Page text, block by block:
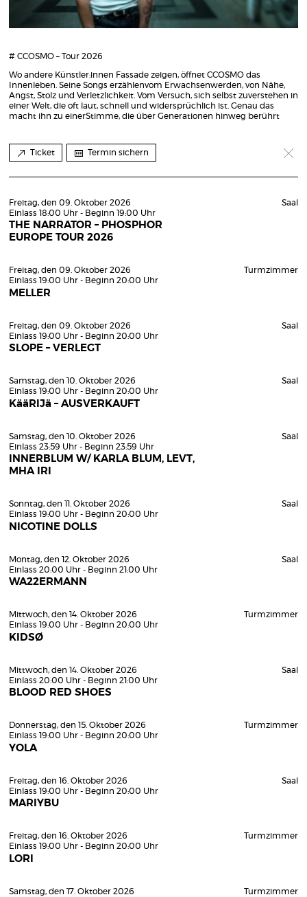
# CCOSMO – Tour 2026
Wo andere Künstler:innen Fassade zeigen, öffnet CCOSMO das
Innenleben. Seine Songs erzählenvom Erwachsenwerden, von Nähe,
Angst, Stolz und Verletzlichkeit. Vom Versuch, sich selbst zuverstehen in
einer Welt, die oft laut, schnell und widersprüchlich ist. Genau das
macht ihn zu einerStimme, die über Generationen hinweg berührt
Ticket Termin sichern
Freitag, den 09. Oktober 2026
Einlass 18:00 Uhr - Beginn 19:00 Uhr
THE NARRATOR – PHOSPHOR
EUROPE TOUR 2026
Saal
Freitag, den 09. Oktober 2026
Einlass 19:00 Uhr - Beginn 20:00 Uhr
MELLER
Turmzimmer
Freitag, den 09. Oktober 2026
Einlass 19:00 Uhr - Beginn 20:00 Uhr
SLOPE – VERLEGT
Saal
Samstag, den 10. Oktober 2026
Einlass 19:00 Uhr - Beginn 20:00 Uhr
KääRIJä – AUSVERKAUFT
Saal
Samstag, den 10. Oktober 2026
Einlass 23:59 Uhr - Beginn 23:59 Uhr
INNERBLUM W/ KARLA BLUM, LEVT,
MHA IRI
Saal
Sonntag, den 11. Oktober 2026
Einlass 19:00 Uhr - Beginn 20:00 Uhr
NICOTINE DOLLS
Saal
Montag, den 12. Oktober 2026
Einlass 20:00 Uhr - Beginn 21:00 Uhr
WA22ERMANN
Saal
Mittwoch, den 14. Oktober 2026
Einlass 19:00 Uhr - Beginn 20:00 Uhr
KIDSØ
Turmzimmer
Mittwoch, den 14. Oktober 2026
Einlass 20:00 Uhr - Beginn 21:00 Uhr
BLOOD RED SHOES
Saal
Donnerstag, den 15. Oktober 2026
Einlass 19:00 Uhr - Beginn 20:00 Uhr
YOLA
Turmzimmer
Freitag, den 16. Oktober 2026
Einlass 19:00 Uhr - Beginn 20:00 Uhr
MARIYBU
Saal
Freitag, den 16. Oktober 2026
Einlass 19:00 Uhr - Beginn 20:00 Uhr
LORI
Turmzimmer
Samstag, den 17. Oktober 2026
Turmzimmer